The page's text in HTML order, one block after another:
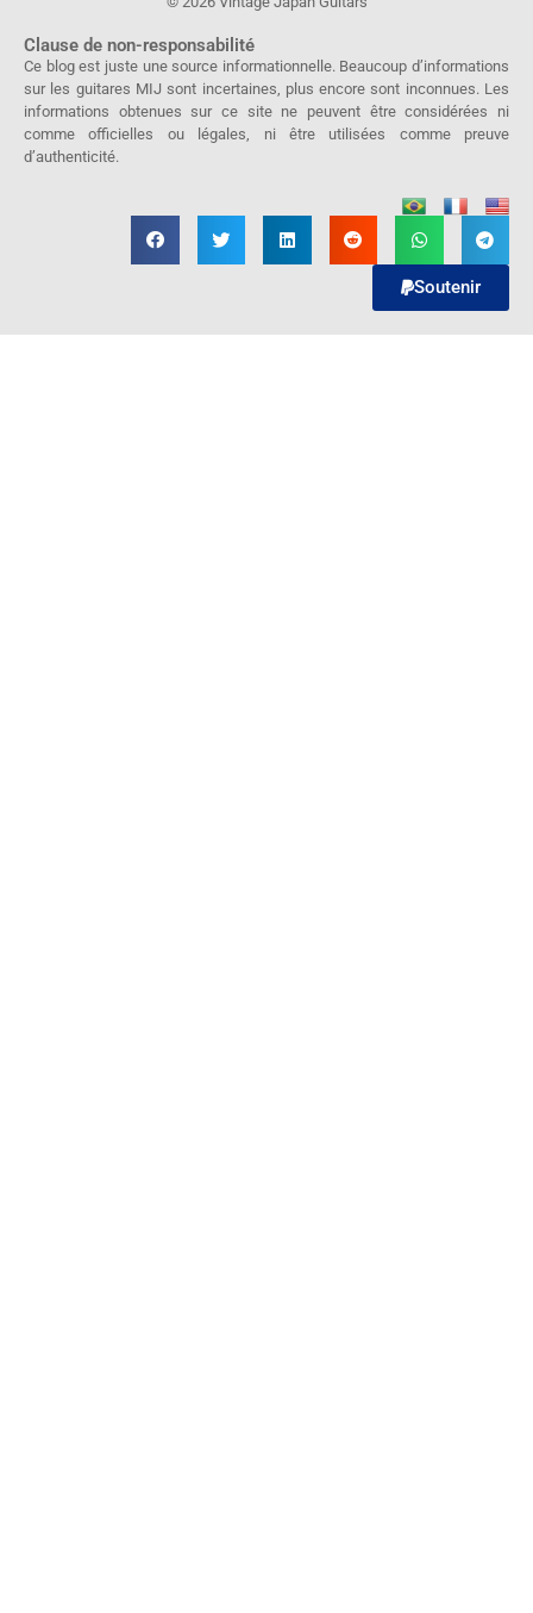
Ce blog est juste une source informationnelle. Beaucoup d’informations
sur les guitares MIJ sont incertaines, plus encore sont inconnues. Les
informations obtenues sur ce site ne peuvent être considérées ni
comme officielles ou légales, ni être utilisées comme preuve
d’authenticité.
Clause de non-responsabilité
Soutenir